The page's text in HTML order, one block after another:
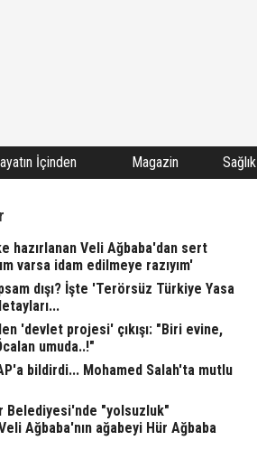
İçinden Magazin Sağlık
hazırlanan Veli Ağbaba'dan sert
varsa idam edilmeye razıyım'
dışı? İşte 'Terörsüz Türkiye Yasa
'devlet projesi' çıkışı: "Biri evine,
umuda..!"
bildirdi... Mohamed Salah'ta mutlu
Belediyesi'nde "yolsuzluk"
Ağbaba'nın ağabeyi Hür Ağbaba